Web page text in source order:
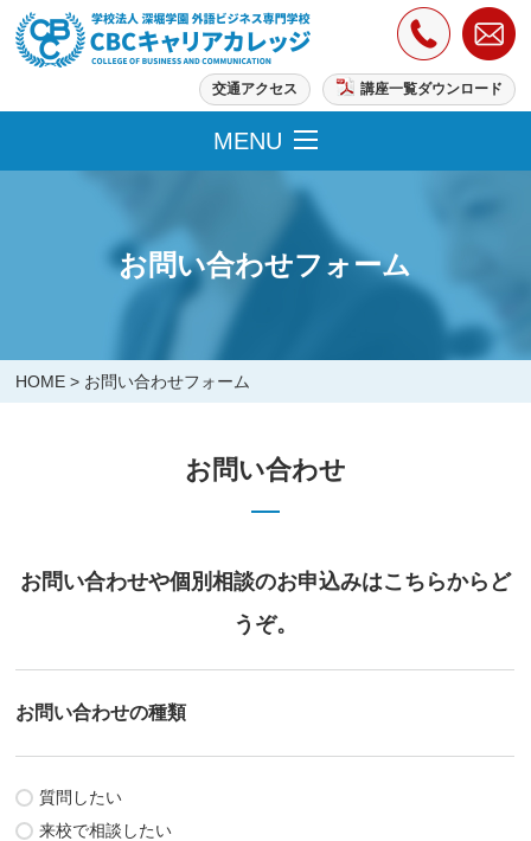
講座一覧ダウンロード
交通アクセス
MENU
お問い合わせフォーム
HOME > お問い合わせフォーム
お問い合わせ
お問い合わせや個別相談のお申込みはこちらからど
うぞ。
お問い合わせの種類
質問したい
来校で相談したい